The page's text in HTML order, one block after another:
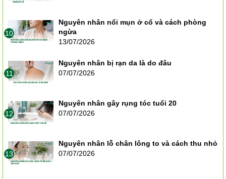
10
Nguyên nhân nổi mụn ở cổ và cách phòng
ngừa
13/07/2026
11
Nguyên nhân bị rạn da là do đâu
07/07/2026
12
Nguyên nhân gây rụng tóc tuổi 20
07/07/2026
13
Nguyên nhân lỗ chân lông to và cách thu nhỏ
07/07/2026